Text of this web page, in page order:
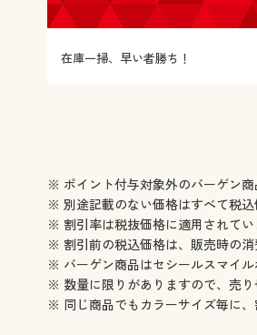
在庫一掃、早い者勝ち！
※ ポイント付与対象外のバーゲン商
※ 別途記載のない価格はすべて税込
※ 割引率は税抜価格に適用されてい
※ 割引前の税込価格は、販売時の消
※ バーゲン商品はセシールスマイル
※ 数量に限りがありますので、売り
※ 同じ商品でもカラーサイズ毎に、